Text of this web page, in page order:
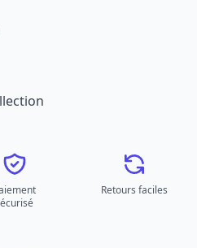
Retours faciles